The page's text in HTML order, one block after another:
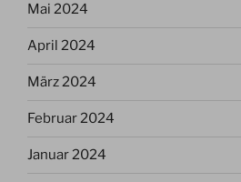
Mai 2024
April 2024
März 2024
Februar 2024
Januar 2024